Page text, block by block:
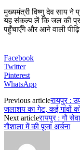
मुख्यमंत्री विष्णु देव साय ने
यह संकल्प लें कि जल की
पहुँचाएँगे और आने वाली
Facebook
Twitter
Pinterest
WhatsApp
Previous articleरायपुर :
जलाशय का गेट, कई गांवों
Next articleरायपुर : गौ
गौशाला में की पूजा अर्चना